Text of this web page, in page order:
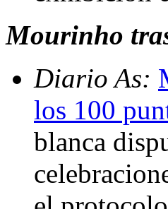
Mourinho
Diario As:
los 100
blanca